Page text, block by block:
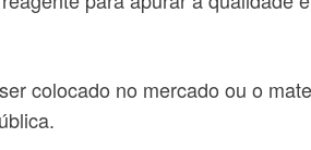
colocado no mercado ou o